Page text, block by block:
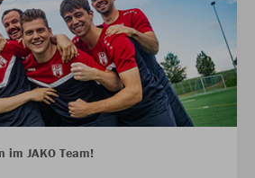
im JAKO Team!